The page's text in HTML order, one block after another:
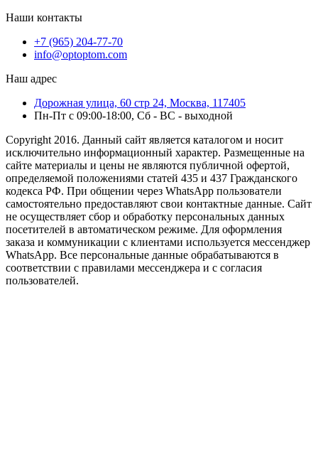
Наши контакты
+7 (965) 204-77-70
info@optoptom.com
Наш адрес
Дорожная улица, 60 стр 24, Москва, 117405
Пн-Пт с 09:00-18:00, Сб - ВС - выходной
Copyright 2016. Данный сайт является каталогом и носит
исключительно информационный характер. Размещенные на
сайте материалы и цены не являются публичной офертой,
определяемой положениями статей 435 и 437 Гражданского
кодекса РФ. При общении через WhatsApp пользователи
самостоятельно предоставляют свои контактные данные. Сайт
не осуществляет сбор и обработку персональных данных
посетителей в автоматическом режиме. Для оформления
заказа и коммуникации с клиентами используется мессенджер
WhatsApp. Все персональные данные обрабатываются в
соответствии с правилами мессенджера и с согласия
пользователей.